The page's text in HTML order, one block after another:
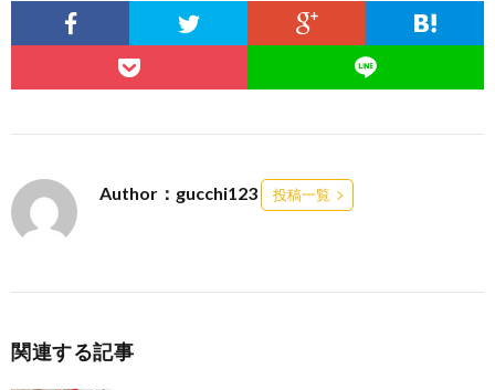
Author：gucchi123 投稿一覧
関連する記事